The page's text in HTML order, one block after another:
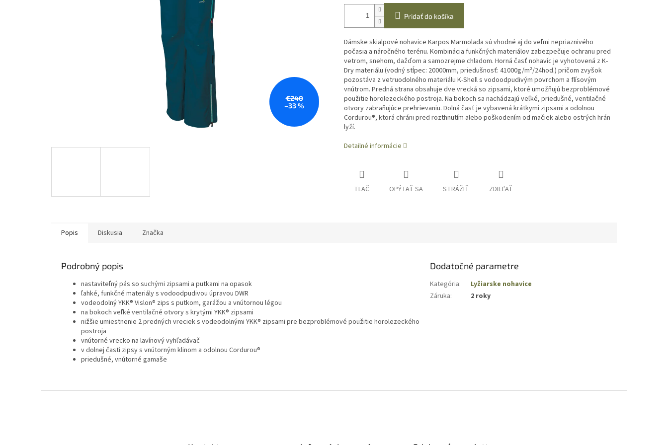
€240
–33 %
Pridať do košíka
Dámske skialpové nohavice Karpos Marmolada sú vhodné aj do veľmi nepriaznivého
počasia a náročného terénu. Kombinácia funkčných materiálov zabezpečuje ochranu pred
vetrom, snehom, dažďom a samozrejme chladom. Horná časť nohavíc je vyhotovená z K-
Dry materiálu (vodný stĺpec: 20000mm, priedušnosť: 41000g/m²/24hod.) pričom zvyšok
pozostáva z vetruodolného materiálu K-Shell s vodoodpudivým povrchom a flísovým
vnútrom. Predná strana obsahuje dve vrecká so zipsami, ktoré umožňujú bezproblémové
použitie horolezeckého postroja. Na bokoch sa nachádzajú veľké, priedušné, ventilačné
otvory zabraňujúce prehrievaniu. Dolná časť je vybavená krátkymi zipsami a odolnou
Cordurou®, ktorá chráni pred rozthnutím alebo poškodením od mačiek alebo ostrých hrán
lyží.
Detailné informácie
TLAČ OPÝTAŤ SA STRÁŽIŤ ZDIEĽAŤ
Popis Diskusia Značka
Podrobný popis
nastaviteľný pás so suchými zipsami a putkami na opasok
ľahké, funkčné materiály s vodoodpudivou úpravou DWR
vodeodolný YKK® Vislon® zips s putkom, garážou a vnútornou légou
na bokoch veľké ventilačné otvory s krytými YKK® zipsami
nižšie umiestnenie 2 predných vreciek s vodeodolnými YKK® zipsami pre bezproblémové použitie horolezeckého
postroja
vnútorné vrecko na lavínový vyhľadávač
v dolnej časti zipsy s vnútorným klinom a odolnou Cordurou®
priedušné, vnútorné gamaše
Dodatočné parametre
Kategória:
Lyžiarske nohavice
Záruka: 2 roky